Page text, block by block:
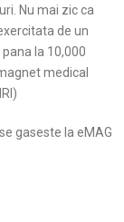
Nu mai zic ca
de un
la 10,000
medical
gaseste la eMAG